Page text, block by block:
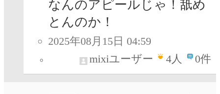
なんのアピールじゃ！舐め
とんのか！
2025年08月15日 04:59
mixiユーザー
4人 0件